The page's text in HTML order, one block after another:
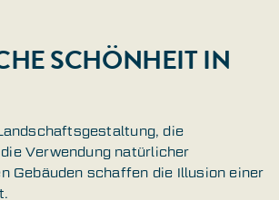
SCHÖNHEIT IN
die
Verwendung natürlicher
Gebäuden schaffen die Illusion einer